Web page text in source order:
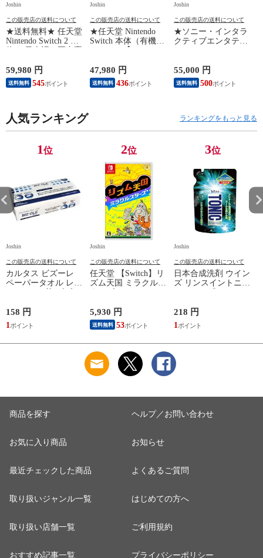
Joshin
この販売店の送料について
★送料無料★ 任天堂
Nintendo Switch 2 本
KB6CA NSW2ホンタ
イ 【返品種別B】
59,980 円
送料無料 545
Joshin
この販売店の送料について
★任天堂 Nintendo
Switch 本体（有機EL
ト】 HEG-S-KAAAA
NSWホンタイホワイ
ト ユウキELモデル
47,980 円
送料無料 436
Joshin
この販売店の送料について
★ソニー・インタラ
クティブエンタテイ
ション 日本語専用
Console Language:
Japanese only（CFI-
55,000 円
送料無料 500
人気ランキング ランキングをもっと見る
1位
Joshin
この販売店の送料について
カルタス ビズーレ
ペーパータオル レギ
【返品種別A】
158 円
1
2位
Joshin
この販売店の送料について
任天堂 【Switch】リ
ズム天国 ミラクルス
テンゴク ミラクルス
タ-ズ 【返品種別B】
5,930 円
送料無料 53
3位
Joshin
この販売店の送料について
日本合成洗剤 ウイン
ズ リンスイントニッ
シヤンプ-カエ 【返
品種別A】
218 円
1
商品を探す
お気に入り商品
最近チェックした商品
取り扱いジャンル一覧
取り扱い店舗一覧
おすすめ記事一覧
ヘルプ／お問い合わせ
お知らせ
よくあるご質問
はじめての方へ
ご利用規約
プライバシーポリシー